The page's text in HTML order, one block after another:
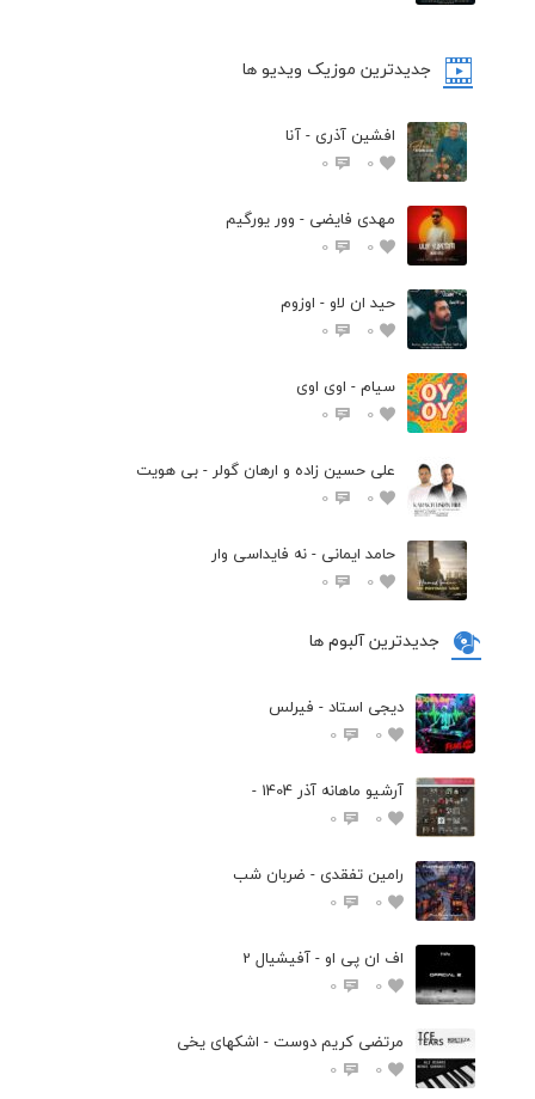
جدیدترین موزیک ویدیو ها
افشین آذری - آنا
0
0
مهدی فایضی - وور یورگیم
0
0
حید ان لاو - اوزوم
0
0
سیام - اوی اوی
0
0
علی حسین زاده و ارهان گولر - بی هویت
0
0
حامد ایمانی - نه فایداسی وار
0
0
جدیدترین آلبوم ها
دیجی استاد - فیرلس
0
0
آرشیو ماهانه آذر 1404 -
0
0
رامین تفقدی - ضربان شب
0
0
اف ان پی او - آفیشیال 2
0
0
مرتضی کریم دوست - اشکهای یخی
0
0